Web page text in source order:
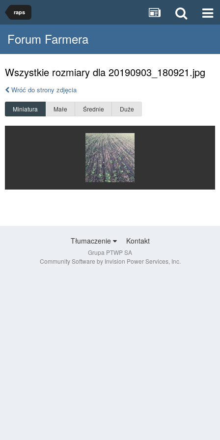
raps
Forum Farmera
Wszystkie rozmiary dla 20190903_180921.jpg
Wróć do strony zdjęcia
Miniatura Małe Średnie Duże
Tłumaczenie Kontakt
Grupa PTWP SA
Community Software by Invision Power Services, Inc.